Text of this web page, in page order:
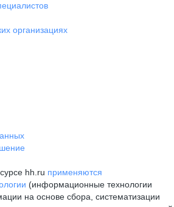
организациях
hh.ru применяются
(информационные технологии
на основе сбора, систематизации